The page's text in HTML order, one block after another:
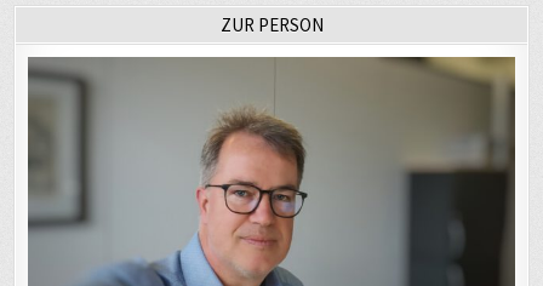
ZUR PERSON